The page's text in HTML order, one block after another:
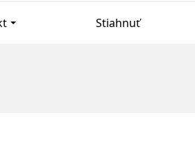
Stiahnuť